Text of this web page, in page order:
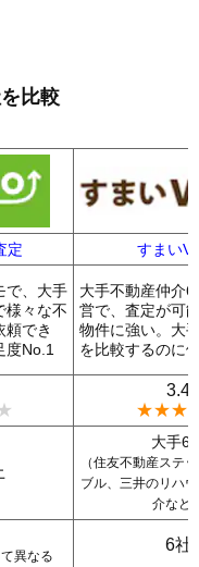
比較
定 すまい
で、大手
様々な不
頼でき
度No.1
大手不動産仲介
営で、査定が可
物件に強い。大
を比較するのに
3.4
★★★
大手6
（住友不動産ステ
ブル、三井のリハ
介など
異なる
6社